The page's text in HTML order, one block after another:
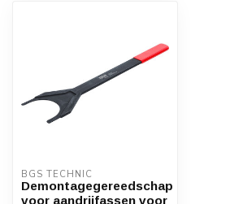
BGS TECHNIC
Demontagegereedschap
voor aandrijfassen voor